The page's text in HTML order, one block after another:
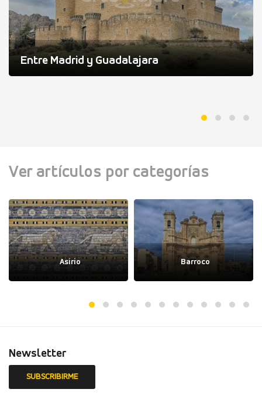
Entre Madrid y Guadalajara
Ver artículos por categorías
Asirio Barroco
Newsletter